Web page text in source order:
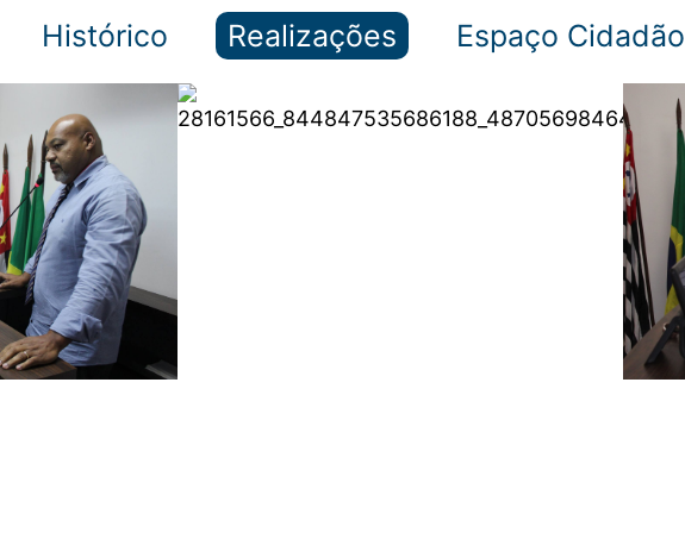
Histórico Realizações Espaço Cidadão